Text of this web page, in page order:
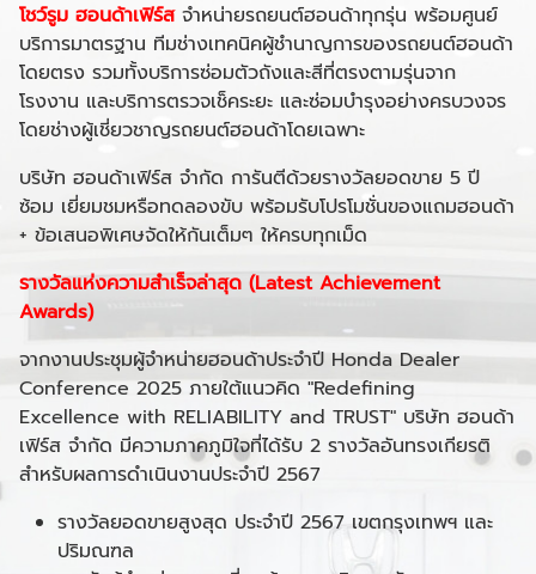
โชว์รูม ฮอนด้าเฟิร์สจำหน่ายรถยนต์ฮอนด้าทุกรุ่น พร้อมศูนย์
บริการมาตรฐาน ทีมช่างเทคนิคผู้ชำนาญการของรถยนต์ฮอนด้า
โดยตรง รวมทั้งบริการซ่อมตัวถังและสีที่ตรงตามรุ่นจาก
โรงงาน และบริการตรวจเช็คระยะ และซ่อมบำรุงอย่างครบวงจร
โดยช่างผู้เชี่ยวชาญรถยนต์ฮอนด้าโดยเฉพาะ
บริษัท ฮอนด้าเฟิร์ส จำกัด การันตีด้วยรางวัลยอดขาย 5 ปี
ซ้อม เยี่ยมชมหรือทดลองขับ พร้อมรับโปรโมชั่นของแถมฮอนด้า
+ ข้อเสนอพิเศษจัดให้กันเต็มๆ ให้ครบทุกเม็ด
รางวัลแห่งความสำเร็จล่าสุด (Latest Achievement
Awards)
จากงานประชุมผู้จำหน่ายฮอนด้าประจำปี Honda Dealer
Conference 2025 ภายใต้แนวคิด "Redefining
Excellence with RELIABILITY and TRUST" บริษัท ฮอนด้า
เฟิร์ส จำกัด มีความภาคภูมิใจที่ได้รับ 2 รางวัลอันทรงเกียรติ
สำหรับผลการดำเนินงานประจำปี 2567
รางวัลยอดขายสูงสุด ประจำปี 2567 เขตกรุงเทพฯ และ
ปริมณฑล